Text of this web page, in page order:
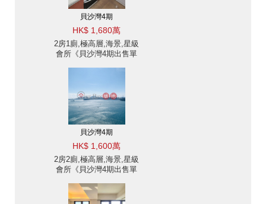
貝沙灣4期
HK$ 1,680萬
2房1廁,極高層,海景,星級
會所《貝沙灣4期出售單
貝沙灣4期
HK$ 1,600萬
2房2廁,極高層,海景,星級
會所《貝沙灣4期出售單